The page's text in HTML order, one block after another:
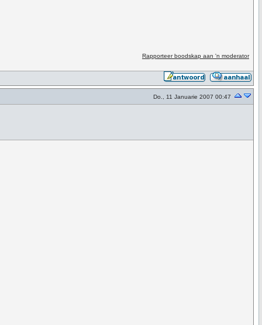
Rapporteer boodskap aan 'n moderator
Do., 11 Januarie 2007 00:47